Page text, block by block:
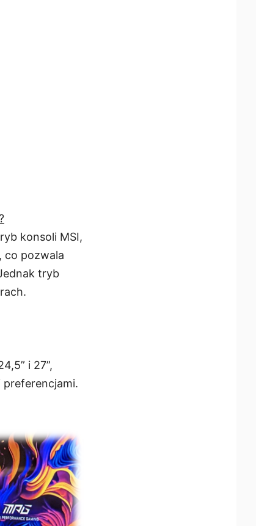
konsoli MSI,
co pozwala
tryb
i 27”,
preferencjami.